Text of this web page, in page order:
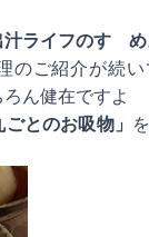
ライフのすゝめ
のご紹介が続
ん健在ですよ
ごとのお吸物」